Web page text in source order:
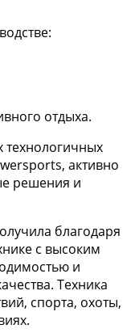
отдыха.
технологичных
активно
решения и
благодаря
с высоким
и
Техника
спорта, охоты,